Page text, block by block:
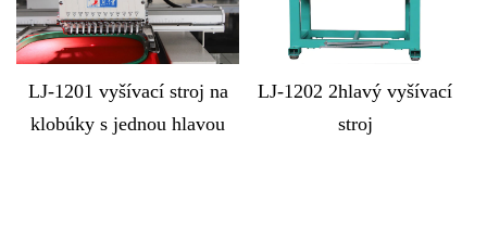
na
LJ-1202 2hlavý vyšívací
stroj
LJ-MX1212
vyšívací stroj s 12